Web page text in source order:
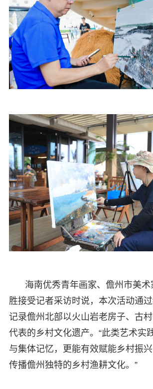
海南优秀青年画家、儋州市美
胜接受记者采访时说，本次活动通
记录儋州北部以火山岩老房子、古
代表的乡村文化遗产。“此类艺术实
与集体记忆，更能有效赋能乡村振
传播儋州独特的乡村渔耕文化。”